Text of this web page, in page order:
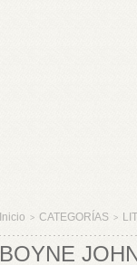
Inicio > CATEGORÍAS >
BOYNE